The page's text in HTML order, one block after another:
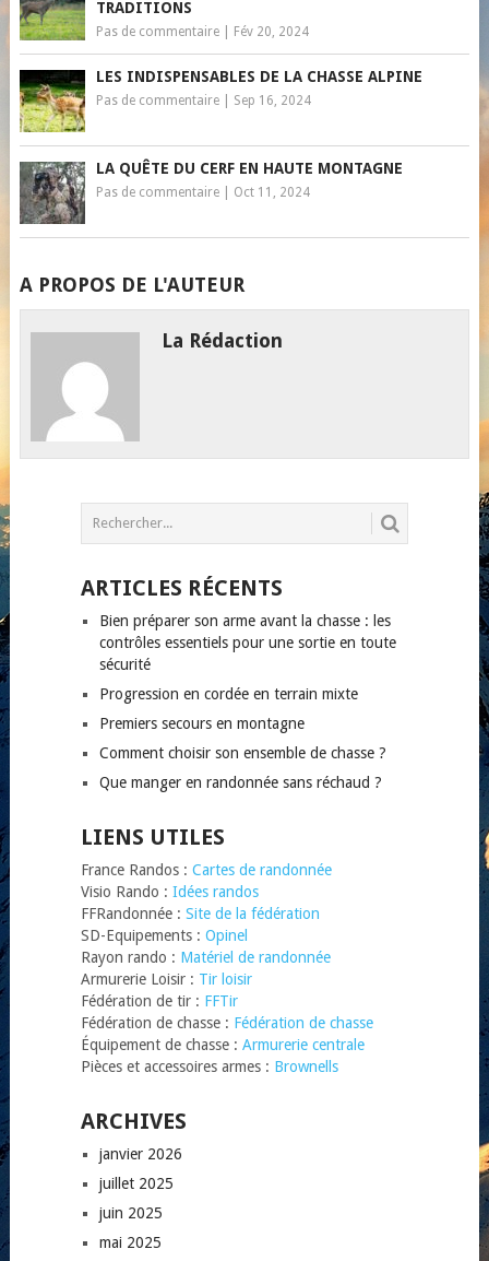
TRADITIONS
Pas de commentaire| Fév 20, 2024
LES INDISPENSABLES DE LA CHASSE ALPINE
Pas de commentaire| Sep 16, 2024
LA QUÊTE DU CERF EN HAUTE MONTAGNE
Pas de commentaire| Oct 11, 2024
A PROPOS DE L'AUTEUR
La Rédaction
ARTICLES RÉCENTS
Bien préparer son arme avant la chasse : les
contrôles essentiels pour une sortie en toute
sécurité
Progression en cordée en terrain mixte
Premiers secours en montagne
Comment choisir son ensemble de chasse ?
Que manger en randonnée sans réchaud ?
LIENS UTILES
France Randos : Cartes de randonnée
Visio Rando : Idées randos
FFRandonnée : Site de la fédération
SD-Equipements : Opinel
Rayon rando : Matériel de randonnée
Armurerie Loisir : Tir loisir
Fédération de tir : FFTir
Fédération de chasse : Fédération de chasse
Équipement de chasse : Armurerie centrale
Pièces et accessoires armes : Brownells
ARCHIVES
janvier 2026
juillet 2025
juin 2025
mai 2025